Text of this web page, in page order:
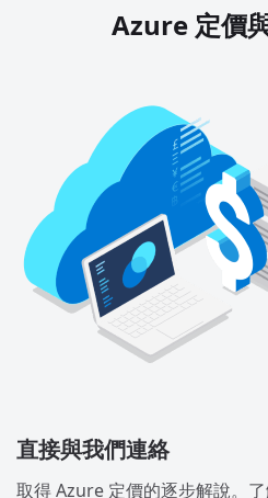
Azure 定價
直接與我們連絡
取得 Azure 定價的逐步解說。了